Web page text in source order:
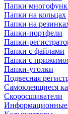
Папки
Папки на кольцах
Папки на
Папки-портфели
Папки-
Папки с файлами
Папки с
Папки-уголки
Подвесная
Самоклеящиеся
Скоросшиватели
Информационные